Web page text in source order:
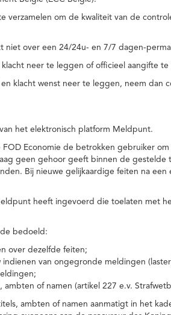
om de kwaliteit van de
niet over een 24/24u- en 7/7 dagen-
neer te leggen of officieel aangifte te
klacht wenst neer te leggen, neem dan
het elektronisch platform Meldpunt.
Economie de betrokken gebruiker
geen gehoor geeft binnen de
Bij nieuwe gelijkaardige feiten na
heeft ingevoerd die toelaten met
bedoeld:
over dezelfde feiten;
van ongegronde meldingen
of namen (artikel 227 e.v.
ambten of namen aanmatigt in het